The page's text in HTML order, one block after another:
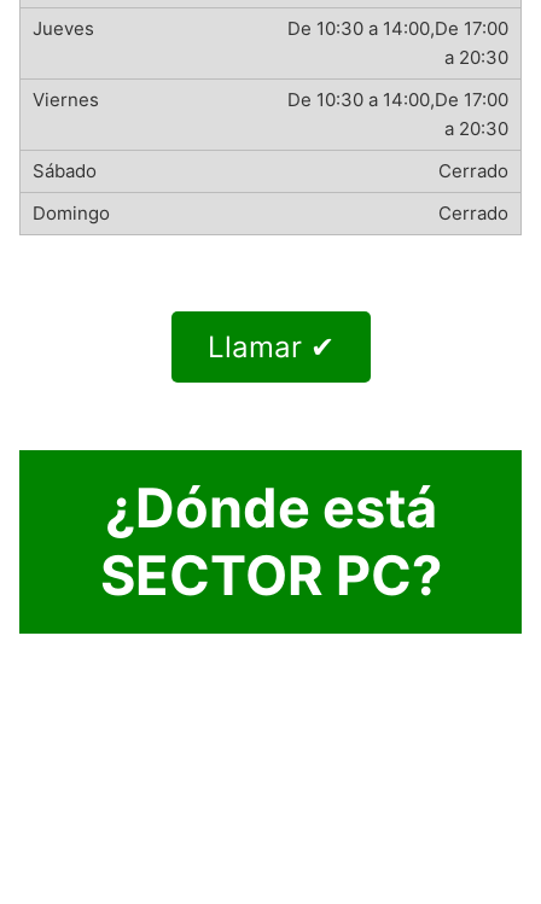
De 10:30 a 14:00,De 17:00
a 20:30
De 10:30 a 14:00,De 17:00
a 20:30
Cerrado
Cerrado
Llamar ✔
¿Dónde está
SECTOR PC?